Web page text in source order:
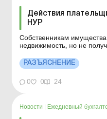
Действия
НУР
Собственникам
недвижимость, но не
налогового адреса или
уведомлений в вашем
налогоплательщика, а
приложение «Моя
РАЗЪЯСНЕНИЕ
0 0 24
Новости Ежедневный